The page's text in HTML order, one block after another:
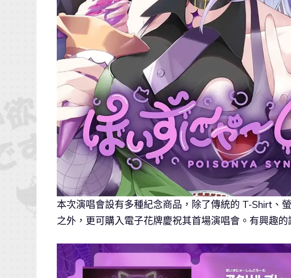
本次演唱會設有多種紀念商品，除了傳統的 T-Shirt、
之外，更可購入電子花牌慶祝其首場演唱會。有興趣